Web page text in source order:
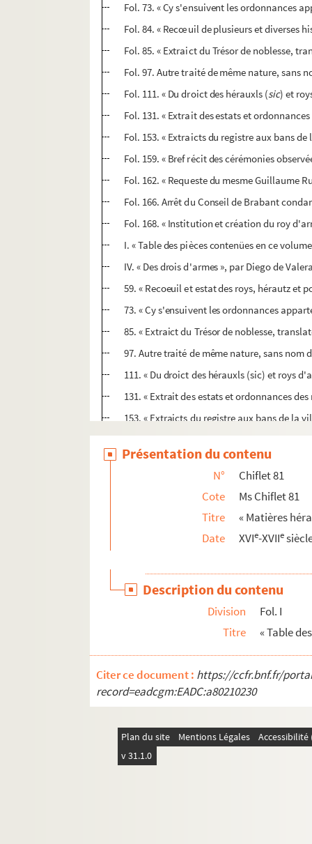
Fol. 73. « Cy s'ensuivent les ordonnances
Fol. 84. « Recœuil de plusieurs et diverses
Fol. 85. « Extraict du Trésor de noblesse,
Fol. 97. Autre traité de même nature, sans
Fol. 111. « Du droict des hérauxls (sic) et
Fol. 131. « Extrait des estats et
Fol. 153. « Extraicts du registre aux bans
Fol. 159. « Bref récit des cérémonies
Fol. 162. « Requeste du mesme Guillaume
Fol. 166. Arrêt du Conseil de Brabant
Fol. 168. « Institution et création du roy
I. « Table des pièces contenües en ce
IV. « Des drois d'armes », par Diego de
59. « Recoeuil et estat des roys, hérautz et
73. « Cy s'ensuivent les ordonnances
85. « Extraict du Trésor de noblesse,
97. Autre traité de même nature, sans nom
111. « Du droict des hérauxls (sic) et roys
131. « Extrait des estats et ordonnances
153. « Extraicts du registre aux bans de la
159. « Bref récit des cérémonies
162. « Requeste du mesme Guillaume
166. Arrêt du Conseil de Brabant
168. « Institution et création du roy
Ms Chiflet 84. « Matières héraldiques. Tome
Ms Chiflet 85. Défense militaire de la
Ms Chiflet 86. Des couleurs héraldiques :
Ms Chiflet 87. Documents concernant
Ms Chiflet 88. « Histoire de l'ordre de la
Ms Chiflet 89. « Histoire de l'ordre de la
Ms Chiflet 90. « Statuts de l'ordre de la
Ms Chiflet 91. Statuts de l'ordre de la Toison
Ms Chiflet 92. Pièces historiques diverses
Ms Chiflet 93. Divers ordres de chevalerie.
Présentation du contenu
N°
Chiflet 81
Cote
Ms Chiflet 81
Titre
« Matières
Date
XVIe-XVIIe
Description du contenu
Division
Fol. I
Titre
« Table
Citer ce document : https://ccfr.bnf.fr/
record=eadcgm:EADC:a80210230
Plan du site Mentions Légales
v 31.1.0